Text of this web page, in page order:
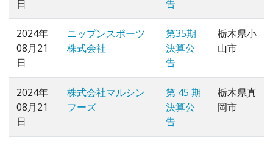
日 告
2024年
08月21
日
ニップンスポーツ
株式会社
第35期
決算公
告
栃木県小
山市
2024年
08月21
日
株式会社マルシン
フーズ
第 45 期
決算公
告
栃木県真
岡市